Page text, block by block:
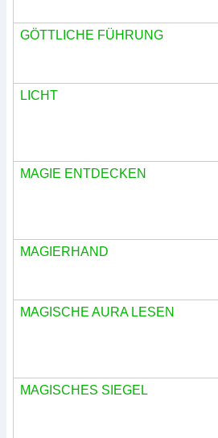
GÖTTLICHE FÜHRUNG
LICHT
MAGIE ENTDECKEN
MAGIERHAND
MAGISCHE AURA LESEN
MAGISCHES SIEGEL